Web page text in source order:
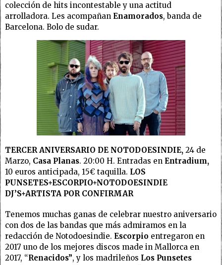
colección de hits incontestable y una actitud
arrolladora. Les acompañan Enamorados, banda de
Barcelona. Bolo de sudar.
TERCER ANIVERSARIO DE NOTODOESINDIE, 24 de
Marzo, Casa Planas. 20:00 H. Entradas en Entradium,
10 euros anticipada, 15€ taquilla. LOS
PUNSETES+ESCORPIO+NOTODOESINDIE
DJ’S+ARTISTA POR CONFIRMAR
Tenemos muchas ganas de celebrar nuestro aniversario
con dos de las bandas que más admiramos en la
redacción de Notodoesindie. Escorpio entregaron en
2017 uno de los mejores discos made in Mallorca en
2017, “Renacidos”, y los madrileños Los Punsetes